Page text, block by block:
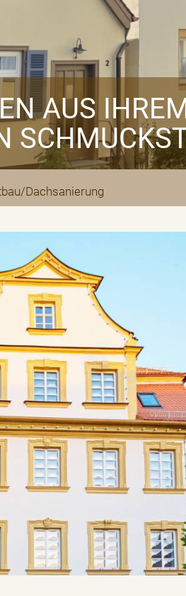
AUS
Dachsanierung